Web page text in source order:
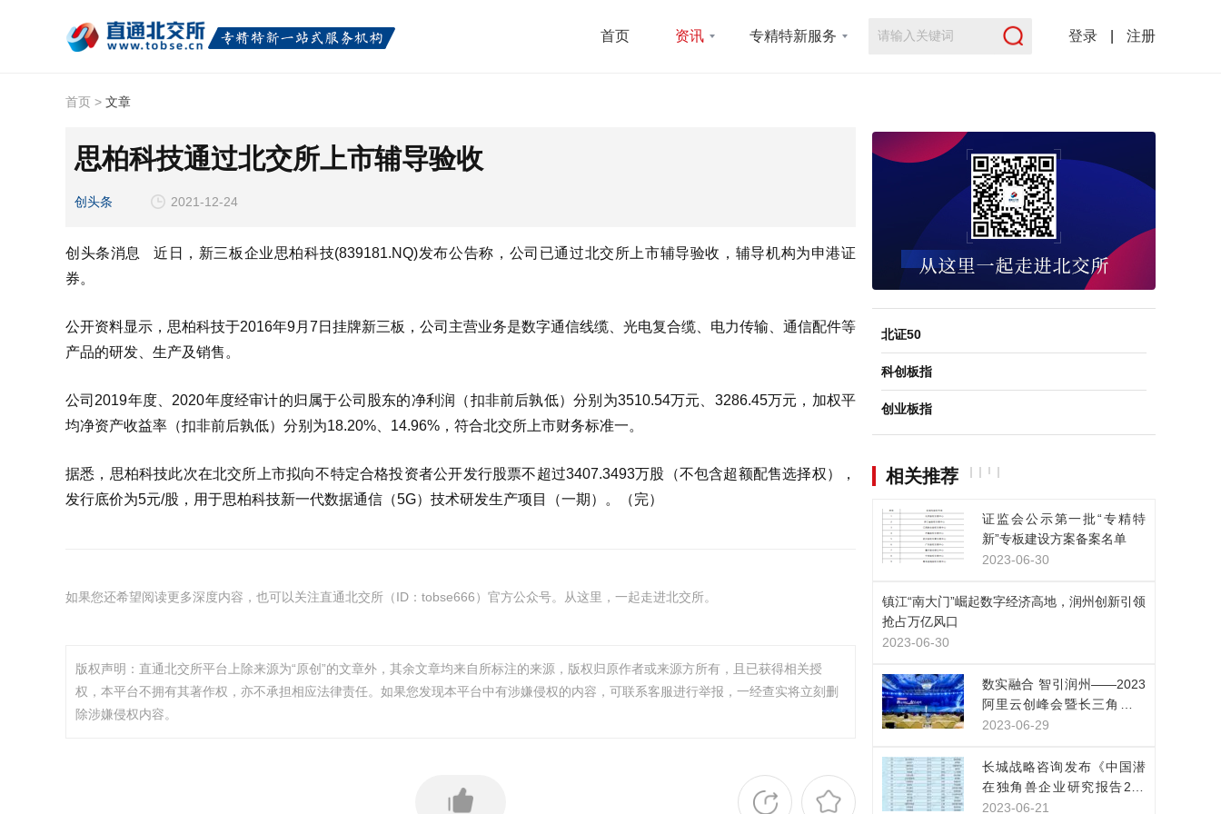
首页 资讯 专精特新服务 登录 注册
首页 > 文章
思柏科技通过北交所上市辅导验收
创头条 2021-12-24
创头条消息 近日，新三板企业思柏科技(839181.NQ)发布公告称，公司已通过北交所上市辅导验收，辅导机构为申港证
券。
公开资料显示，思柏科技于2016年9月7日挂牌新三板，公司主营业务是数字通信线缆、光电复合缆、电力传输、通信配件等
产品的研发、生产及销售。
公司2019年度、2020年度经审计的归属于公司股东的净利润（扣非前后孰低）分别为3510.54万元、3286.45万元，加权平
均净资产收益率（扣非前后孰低）分别为18.20%、14.96%，符合北交所上市财务标准一。
据悉，思柏科技此次在北交所上市拟向不特定合格投资者公开发行股票不超过3407.3493万股（不包含超额配售选择权），
发行底价为5元/股，用于思柏科技新一代数据通信（5G）技术研发生产项目（一期）。（完）
如果您还希望阅读更多深度内容，也可以关注直通北交所（ID：tobse666）官方公众号。从这里，一起走进北交所。
版权声明：直通北交所平台上除来源为“原创”的文章外，其余文章均来自所标注的来源，版权归原作者或来源方所有，且已获得相关授
权，本平台不拥有其著作权，亦不承担相应法律责任。如果您发现本平台中有涉嫌侵权的内容，可联系客服进行举报，一经查实将立刻删
除涉嫌侵权内容。
北证50
科创板指
创业板指
相关推荐
证监会公示第一批“专精特
新”专板建设方案备案名单
2023-06-30
镇江“南大门”崛起数字经济高地，润州创新引领
抢占万亿风口
2023-06-30
数实融合 智引润州——2023
阿里云创峰会暨长三角（镇
江）数字经济高峰论坛在润
2023-06-29
长城战略咨询发布《中国潜
在独角兽企业研究报告202
3》：潜在独角兽企业653
2023-06-21